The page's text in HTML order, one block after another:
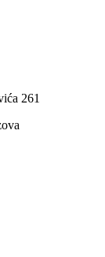
261